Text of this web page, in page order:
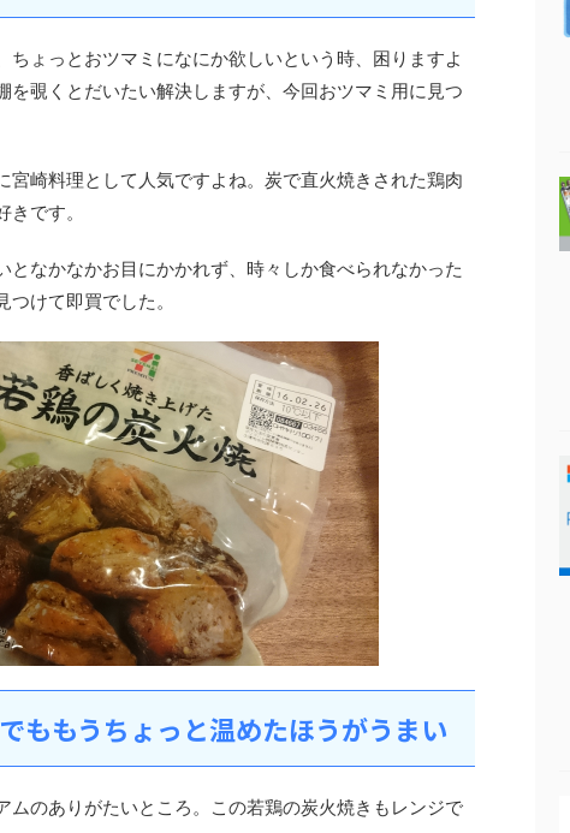
ちょっとおツマミになにか欲しいという時、困りますよ
を覗くとだいたい解決しますが、今回おツマミ用に見つ
宮崎料理として人気ですよね。炭で直火焼きされた鶏肉
です。
となかなかお目にかかれず、時々しか食べられなかった
けて即買でした。
ももうちょっと温めたほうがうまい
ムのありがたいところ。この若鶏の炭火焼きもレンジで